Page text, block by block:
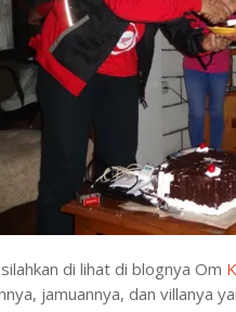
di lihat di blognya Om
jamuannya, dan villanya